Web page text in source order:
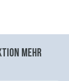
mehr